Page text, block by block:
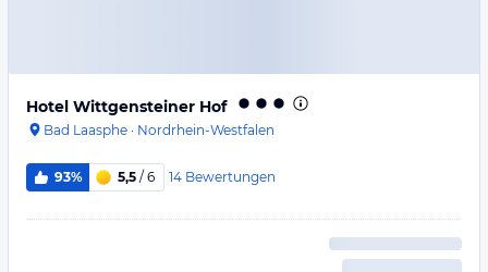
Hotel Wittgensteiner Hof
Bad Laasphe · Nordrhein-Westfalen
93% 5,5 / 6 14 Bewertungen